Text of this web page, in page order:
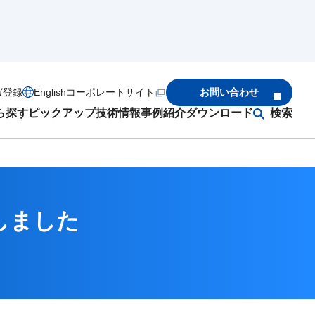
探すピックアップ技術情報事例紹介ダウンロード 検索
登録 Englishコーポレートサイト お問い合わせ
ました